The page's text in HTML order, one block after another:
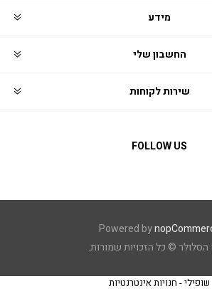
מידע
החשבון שלי
שירות לקוחות
FOLLOW US
Powered by
הסלולר © כל הזכויות שמורות.
שופילי - חנויות אינטרנטיות